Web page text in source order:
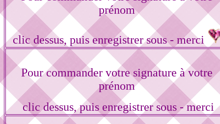
prénom
clic dessus, puis enregistrer sous - merci
Pour commander votre signature à votre
prénom
clic dessus, puis enregistrer sous - merci